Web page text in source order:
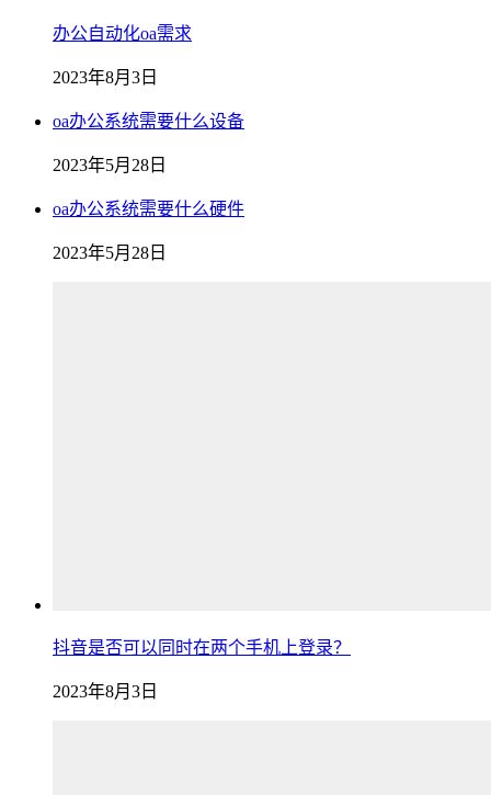
办公自动化oa需求
2023年8月3日
oa办公系统需要什么设备
2023年5月28日
oa办公系统需要什么硬件
2023年5月28日
抖音是否可以同时在两个手机上登录？
2023年8月3日